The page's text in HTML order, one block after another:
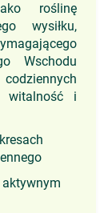
roślinę
wysiłku,
Wschodu
witalność i